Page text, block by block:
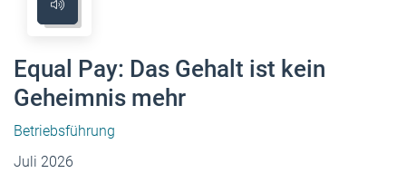
Equal Pay: Das Gehalt ist kein
Geheimnis mehr
Betriebsführung
Juli 2026